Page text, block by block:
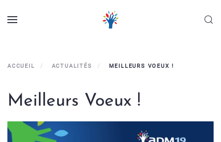
ACCUEIL ACTUALITÉS MEILLEURS VOEUX !
Meilleurs Voeux !